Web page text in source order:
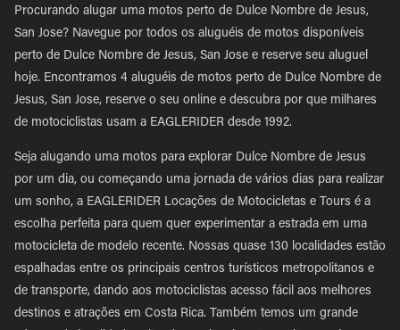
Procurando alugar uma motos perto de Dulce Nombre de Jesus,
San Jose? Navegue por todos os aluguéis de motos disponíveis
perto de Dulce Nombre de Jesus, San Jose e reserve seu aluguel
hoje. Encontramos 4 aluguéis de motos perto de Dulce Nombre de
Jesus, San Jose, reserve o seu online e descubra por que milhares
de motociclistas usam a EAGLERIDER desde 1992.
Seja alugando uma motos para explorar Dulce Nombre de Jesus
por um dia, ou começando uma jornada de vários dias para realizar
um sonho, a EAGLERIDER Locações de Motocicletas e Tours é a
escolha perfeita para quem quer experimentar a estrada em uma
motocicleta de modelo recente. Nossas quase 130 localidades estão
espalhadas entre os principais centros turísticos metropolitanos e
de transporte, dando aos motociclistas acesso fácil aos melhores
destinos e atrações em Costa Rica. Também temos um grande